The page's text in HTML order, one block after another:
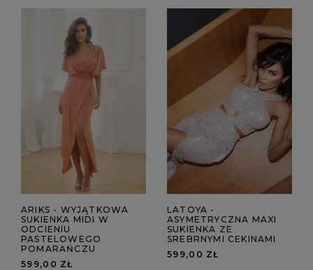
ARIKS - WYJĄTKOWA
SUKIENKA MIDI W
ODCIENIU
PASTELOWEGO
POMARAŃCZU
599,00 ZŁ
LATOYA -
ASYMETRYCZNA MAXI
SUKIENKA ZE
SREBRNYMI CEKINAMI
599,00 ZŁ